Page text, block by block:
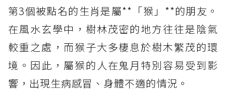
第3個被點名的生肖是屬**「猴」**的朋友。
在風水玄學中，樹林茂密的地方往往是陰氣
較重之處，而猴子大多棲息於樹木繁茂的環
境。因此，屬猴的人在鬼月特別容易受到影
響，出現生病感冒、身體不適的情況。